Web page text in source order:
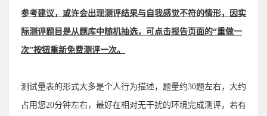
参考建议，或许会出现测评结果与自我感觉不符的情形，因实
际测评题目是从题库中随机抽选，可点击报告页面的“重做一
次”按钮重新免费测评一次。
测试量表的形式大多是个人行为描述，题量约30题左右，大约
占用您20分钟左右，最好在相对无干扰的环境完成测评，若有